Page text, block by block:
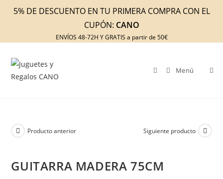
5% DE DESCUENTO EN TU PRIMERA COMPRA CON EL
CUPÓN: CANO
ENVÍOS 48-72H Y GRATIS a partir de 50€
Menú
Producto anterior Siguiente producto
GUITARRA MADERA 75CM